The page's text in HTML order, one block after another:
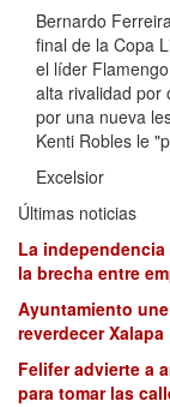
Bernardo
final de la Copa
el líder
alta rivalidad por
por una nueva
Kenti Robles le
Excelsior
Últimas noticias
La
la brecha entre
Ayuntamiento
reverdecer Xalapa
Felifer advierte a
para tomar las